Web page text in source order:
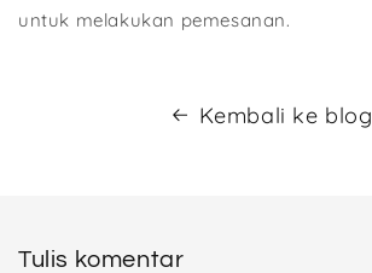
untuk melakukan pemesanan.
Kembali ke blog
Tulis komentar